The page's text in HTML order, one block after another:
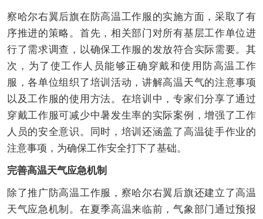
察哈尔右翼后旗在防高温工作服的实施方面，采取了有
序推进的策略。首先，相关部门对所有基层工作单位进
行了需求调查，以确保工作服的发放符合实际需要。其
次，为了使工作人员能够正确穿戴和使用防高温工作
服，各单位组织了培训活动，讲解高温天气的注意事项
以及工作服的使用方法。在培训中，专家们分享了通过
穿戴工作服可减少中暑发生率的实际案例，增强了工作
人员的安全意识。同时，培训还涵盖了高温徒手作业的
注意事项，为确保工作安全打下了基础。
完善高温天气应急机制
除了推广防高温工作服，察哈尔右翼后旗还建立了高温
天气应急机制。在夏季高温来临前，气象部门通过预报